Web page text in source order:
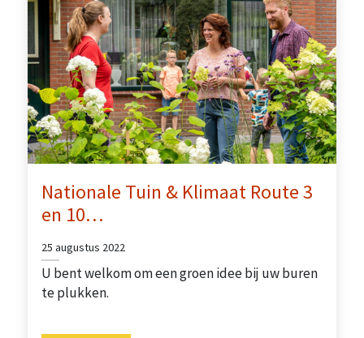
Nationale Tuin & Klimaat Route 3
en 10…
25 augustus 2022
U bent welkom om een groen idee bij uw buren
te plukken.